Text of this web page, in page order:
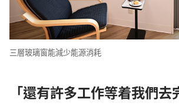
三層玻璃窗能減少能源消耗
「還有許多工作等着我們去